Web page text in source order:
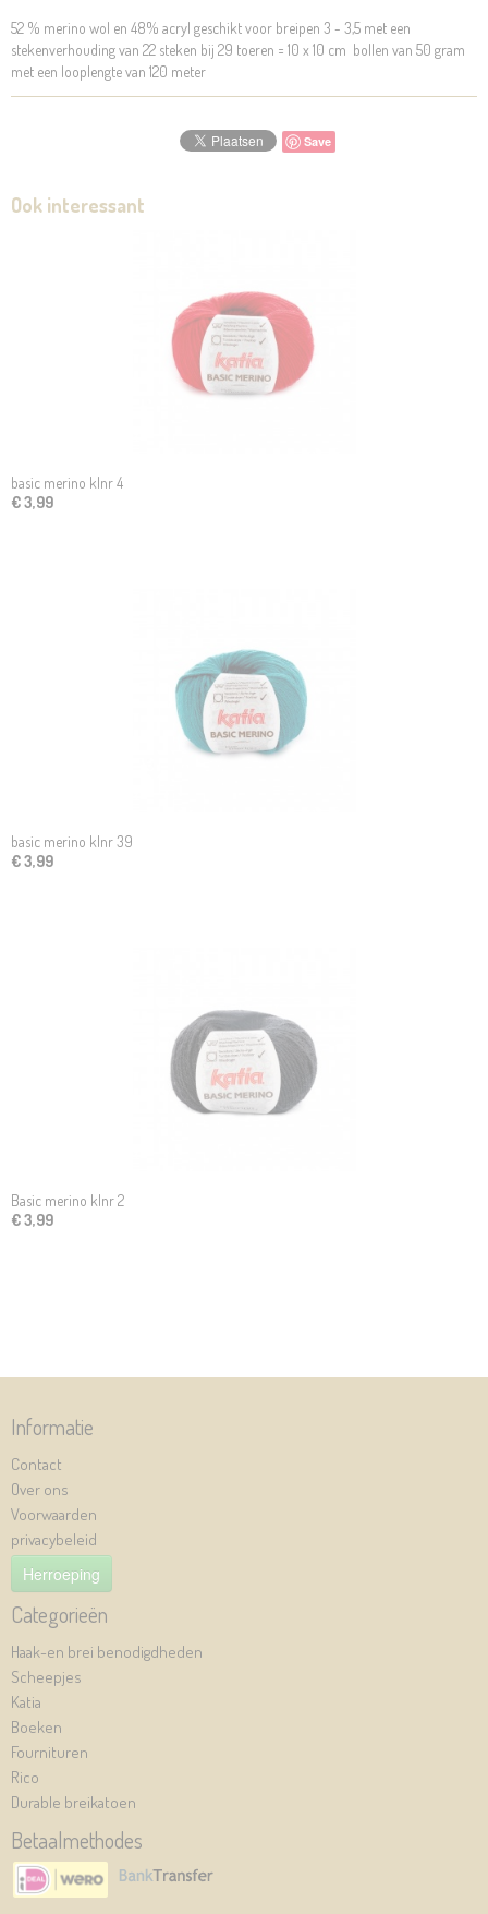
52 % merino wol en 48% acryl geschikt voor breipen 3 - 3,5 met een
stekenverhouding van 22 steken bij 29 toeren = 10 x 10 cm bollen van 50 gram
met een looplengte van 120 meter
Save
Ook interessant
basic merino klnr 4
€ 3,99
basic merino klnr 39
€ 3,99
Basic merino klnr 2
€ 3,99
Informatie
Contact
Over ons
Voorwaarden
privacybeleid
Herroeping
Categorieën
Haak-en brei benodigdheden
Scheepjes
Katia
Boeken
Fournituren
Rico
Durable breikatoen
Betaalmethodes